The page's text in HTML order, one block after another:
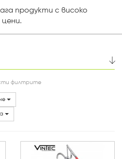
продукти с високо
филтрите